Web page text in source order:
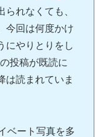
られなくても、
今回は何度かけ
にやりとりをし
投稿が既読に
は読まれていま
ベート写真を多